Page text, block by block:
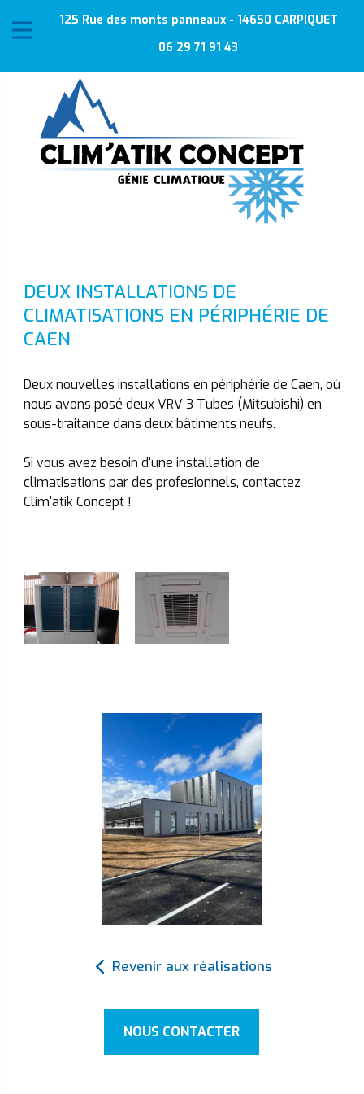
125 Rue des monts panneaux - 14650 CARPIQUET
06 29 71 91 43
DEUX INSTALLATIONS DE
CLIMATISATIONS EN PÉRIPHÉRIE DE
CAEN
Deux nouvelles installations en périphérie de Caen, où
nous avons posé deuxVRV 3 Tubes (Mitsubishi) en
sous-traitance dans deux bâtiments neufs.
Si vous avez besoin d'une installation de
climatisations par des profesionnels, contactez
Clim'atik Concept !
Revenir aux réalisations
NOUS CONTACTER